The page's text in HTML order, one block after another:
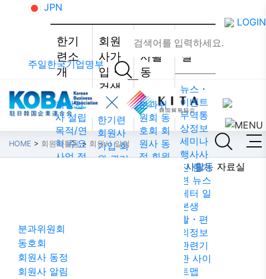
한기
련소
개
회장인
사 설립
목적/연
혁 주요
사업 정
부
책
회원
사가
입・
검색
한기련
회원사
가입 회
원 권리·
회원
사활
동
분과위
원회 동
호회 회
원사 동
정 회원
자료
실
뉴스・
이벤트
무역통
상정보
세미나
행사사
진 한기
련 뉴스
레터 일
본생
활・편
의정보
관련기
관 사이
트맵
주일한국기업명부
JPN
LOGIN
회원사활동 자료실
HOME > 회원사활동> 회원사 알림
분과위원회
동호회
회원사 동정
회원사 알림